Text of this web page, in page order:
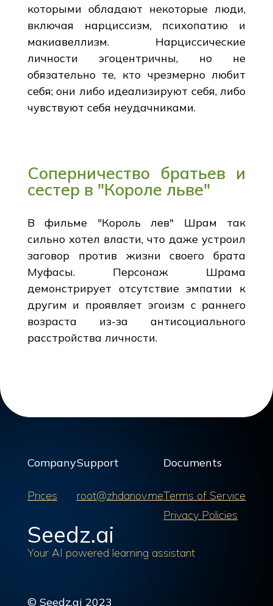
которыми обладают некоторые люди,
включая нарциссизм, психопатию и
макиавеллизм. Нарциссические
личности эгоцентричны, но не
обязательно те, кто чрезмерно любит
себя; они либо идеализируют себя, либо
чувствуют себя неудачниками.
Соперничество братьев и
сестер в "Короле льве"
В фильме "Король лев" Шрам так
сильно хотел власти, что даже устроил
заговор против жизни своего брата
Муфасы. Персонаж Шрама
демонстрирует отсутствие эмпатии к
другим и проявляет эгоизм с раннего
возраста из-за антисоциального
расстройства личности.
Company
Prices
Support
root@zhdanov.me
Documents
Terms of Service
Privacy Policies
Seedz.ai
Your AI powered learning assistant
© Seedz.ai 2023